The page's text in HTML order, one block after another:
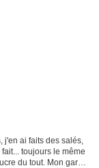
ai faits des salés,
toujours le même
du tout. Mon gars